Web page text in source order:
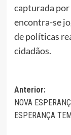
capturada por
encontra-se
de políticas
cidadãos.
de
artigos
Anterior:
NOVA
ESPERANÇA